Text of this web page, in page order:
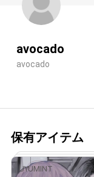
avocado
avocado
保有アイテム
UYUMINT